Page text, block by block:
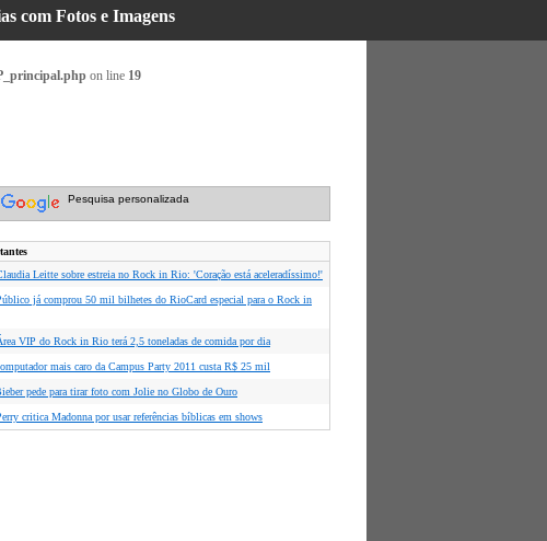
com Fotos e Imagens
on line 19
Pesquisa personalizada
Leitte sobre estreia no Rock in Rio: 'Coração está aceleradíssimo!'
já comprou 50 mil bilhetes do RioCard especial para o Rock in
VIP do Rock in Rio terá 2,5 toneladas de comida por dia
mais caro da Campus Party 2011 custa R$ 25 mil
pede para tirar foto com Jolie no Globo de Ouro
critica Madonna por usar referências bíblicas em shows